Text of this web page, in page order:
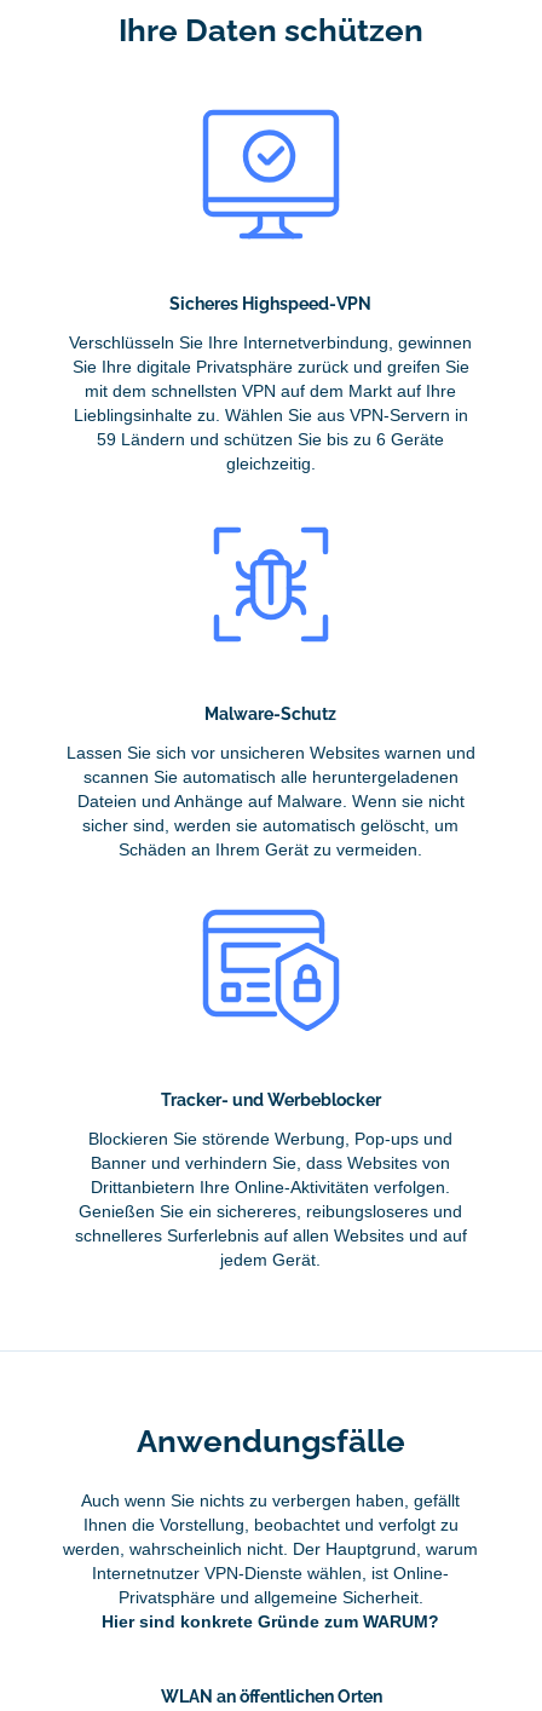
Ihre Daten schützen
Sicheres Highspeed-VPN
Verschlüsseln Sie Ihre Internetverbindung, gewinnen
Sie Ihre digitale Privatsphäre zurück und greifen Sie
mit dem schnellsten VPN auf dem Markt auf Ihre
Lieblingsinhalte zu. Wählen Sie aus VPN-Servern in
59 Ländern und schützen Sie bis zu 6 Geräte
gleichzeitig.
Malware-Schutz
Lassen Sie sich vor unsicheren Websites warnen und
scannen Sie automatisch alle heruntergeladenen
Dateien und Anhänge auf Malware. Wenn sie nicht
sicher sind, werden sie automatisch gelöscht, um
Schäden an Ihrem Gerät zu vermeiden.
Tracker- und Werbeblocker
Blockieren Sie störende Werbung, Pop-ups und
Banner und verhindern Sie, dass Websites von
Drittanbietern Ihre Online-Aktivitäten verfolgen.
Genießen Sie ein sichereres, reibungsloseres und
schnelleres Surferlebnis auf allen Websites und auf
jedem Gerät.
Anwendungsfälle
Auch wenn Sie nichts zu verbergen haben, gefällt
Ihnen die Vorstellung, beobachtet und verfolgt zu
werden, wahrscheinlich nicht. Der Hauptgrund, warum
Internetnutzer VPN-Dienste wählen, ist Online-
Privatsphäre und allgemeine Sicherheit.
Hier sind konkrete Gründe zum WARUM?
WLAN an öffentlichen Orten